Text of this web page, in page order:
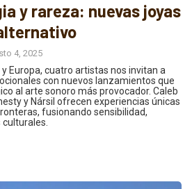
y rareza: nuevas joyas
4, 2025
Europa, cuatro artistas nos invitan a
con nuevos lanzamientos que
al arte sonoro más provocador. Caleb
y Nársil ofrecen experiencias únicas
fusionando sensibilidad,